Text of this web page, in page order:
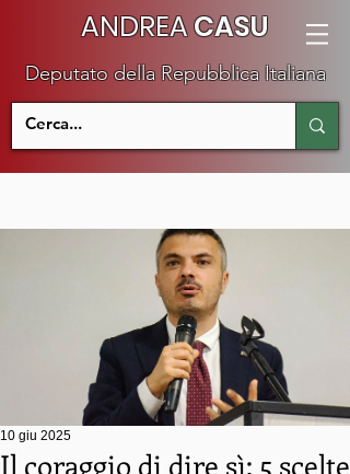
ANDREACASU
Deputato della Repubblica Italiana
Il coraggio di dire sì: 5 scelte
10 giu 2025